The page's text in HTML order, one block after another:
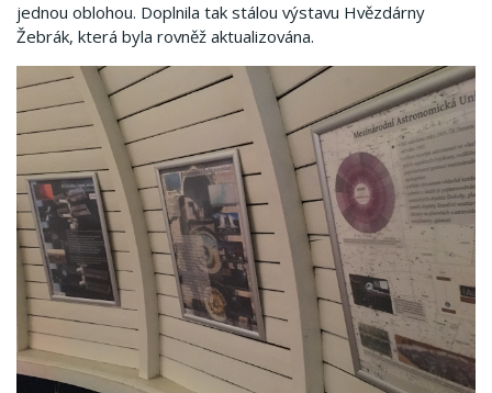
jednou oblohou. Doplnila tak stálou výstavu Hvězdárny
Žebrák, která byla rovněž aktualizována.